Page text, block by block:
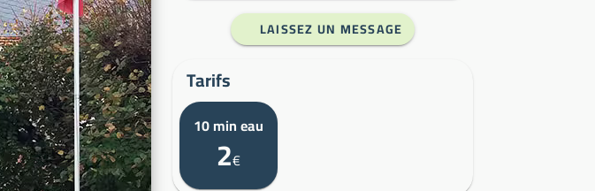
LAISSEZ UN MESSAGE
Tarifs
10 min eau
2€